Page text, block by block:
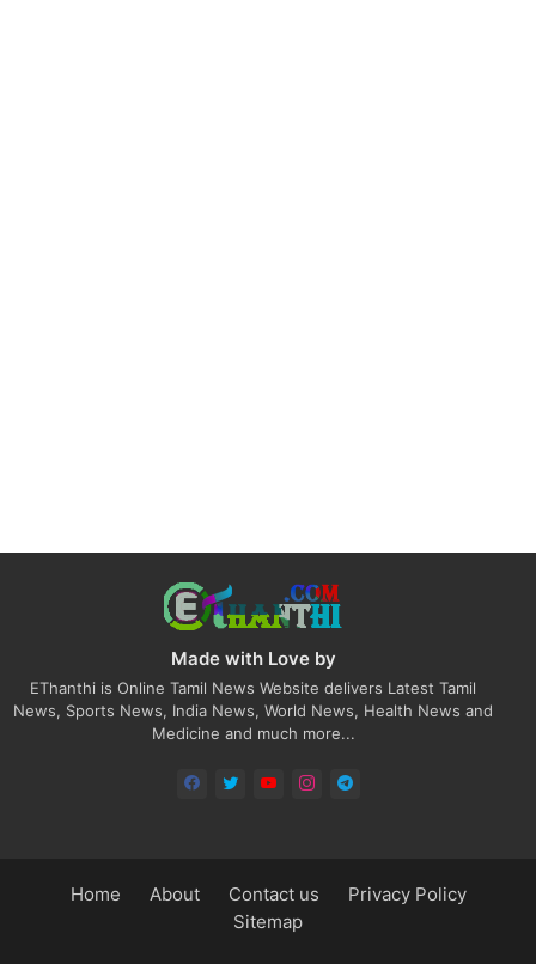
Made with Love by
EThanthi is Online Tamil News Website delivers Latest Tamil
News, Sports News, India News, World News, Health News and
Medicine and much more...
Home About Contact us
Privacy Policy
Sitemap